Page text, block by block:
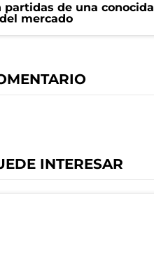
partidas de una
mercado
INTERESAR